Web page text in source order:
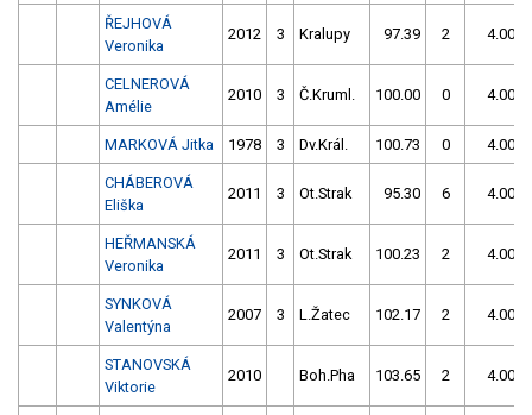
ŘEJHOVÁ
Veronika
2012 3 Kralupy 97.39 2 4.00
CELNEROVÁ
Amélie
2010 3 Č.Kruml. 100.00 0 4.00
MARKOVÁ Jitka 1978 3 Dv.Král. 100.73 0 4.00
CHÁBEROVÁ
Eliška
2011 3 Ot.Strak 95.30 6 4.00
HEŘMANSKÁ
Veronika
2011 3 Ot.Strak 100.23 2 4.00
SYNKOVÁ
Valentýna
2007 3 L.Žatec 102.17 2 4.00
STANOVSKÁ
Viktorie
2010 Boh.Pha 103.65 2 4.00